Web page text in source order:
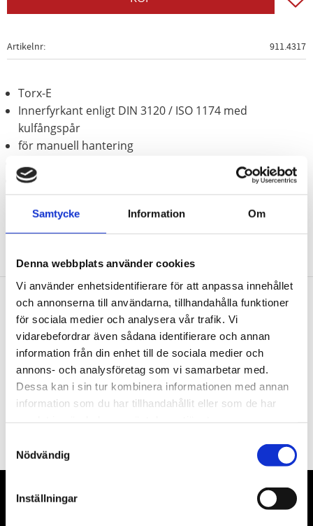
Samtycke Information Om
Denna webbplats använder cookies
Vi använder enhetsidentifierare för att anpassa innehållet
och annonserna till användarna, tillhandahålla funktioner
för sociala medier och analysera vår trafik. Vi
vidarebefordrar även sådana identifierare och annan
information från din enhet till de sociala medier och
annons- och analysföretag som vi samarbetar med.
Dessa kan i sin tur kombinera informationen med annan
information som du har tillhandahållit eller som de har
Nödvändig
Inställningar
Artikelnr 911.4317
Torx-E
Innerfyrkant enligt DIN 3120 / ISO 1174 med
kulfångspår
för manuell hantering
Matt satinerat
Krom vanadium
Nyhetsbrev
PRENUMERERA
VÅRA LEVERANTÖRER